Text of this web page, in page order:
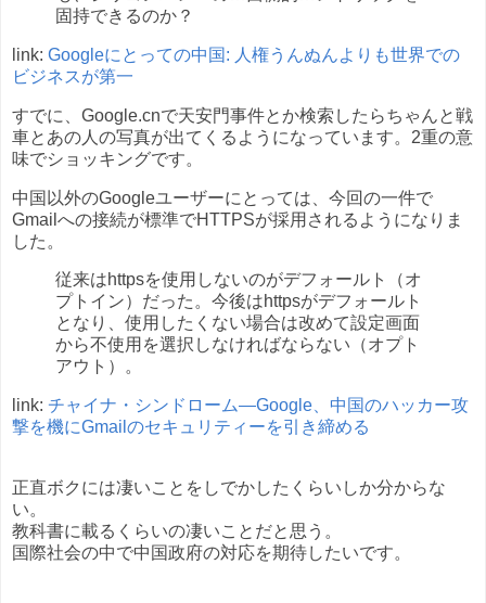
固持できるのか？
link: Googleにとっての中国: 人権うんぬんよりも世界での
ビジネスが第一
すでに、Google.cnで天安門事件とか検索したらちゃんと戦
車とあの人の写真が出てくるようになっています。2重の意
味でショッキングです。
中国以外のGoogleユーザーにとっては、今回の一件で
Gmailへの接続が標準でHTTPSが採用されるようになりま
した。
従来はhttpsを使用しないのがデフォールト（オ
プトイン）だった。今後はhttpsがデフォールト
となり、使用したくない場合は改めて設定画面
から不使用を選択しなければならない（オプト
アウト）。
link: チャイナ・シンドローム―Google、中国のハッカー攻
撃を機にGmailのセキュリティーを引き締める
正直ボクには凄いことをしでかしたくらいしか分からな
い。
教科書に載るくらいの凄いことだと思う。
国際社会の中で中国政府の対応を期待したいです。